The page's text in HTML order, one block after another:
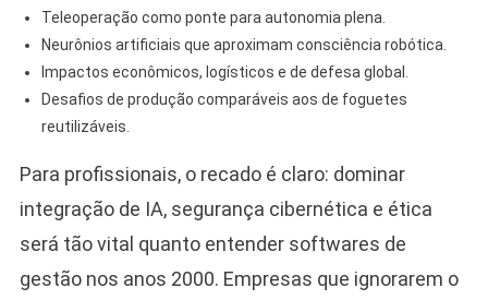
Teleoperação como ponte para autonomia plena.
Neurônios artificiais que aproximam consciência robótica.
Impactos econômicos, logísticos e de defesa global.
Desafios de produção comparáveis aos de foguetes
reutilizáveis.
Para profissionais, o recado é claro: dominar
integração de IA, segurança cibernética e ética
será tão vital quanto entender softwares de
gestão nos anos 2000. Empresas que ignorarem o